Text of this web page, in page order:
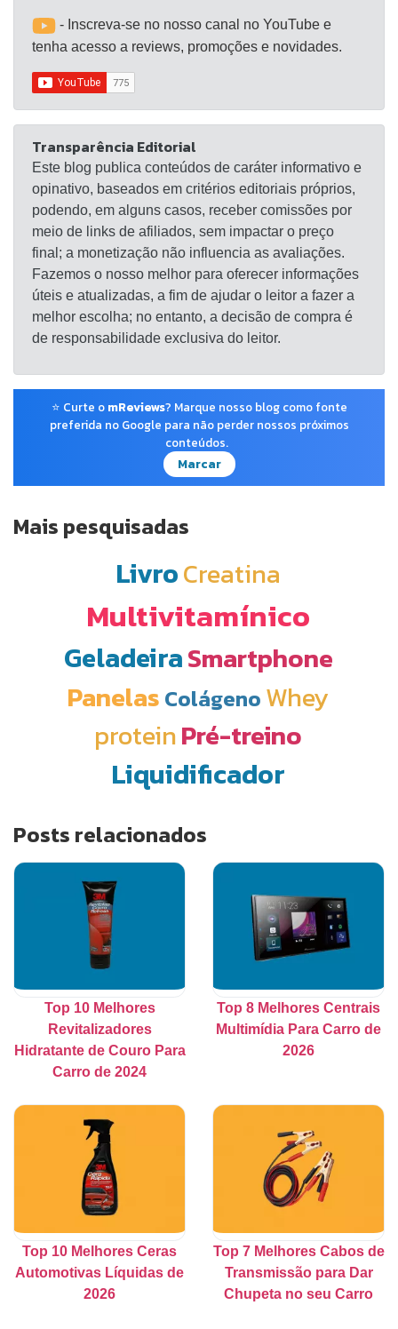
- Inscreva-se no nosso canal no YouTube e
tenha acesso a reviews, promoções e novidades.
Transparência Editorial
Este blog publica conteúdos de caráter informativo e
opinativo, baseados em critérios editoriais próprios,
podendo, em alguns casos, receber comissões por
meio de links de afiliados, sem impactar o preço
final; a monetização não influencia as avaliações.
Fazemos o nosso melhor para oferecer informações
úteis e atualizadas, a fim de ajudar o leitor a fazer a
melhor escolha; no entanto, a decisão de compra é
de responsabilidade exclusiva do leitor.
⭐ Curte o mReviews? Marque nosso blog como fonte
preferida no Google para não perder nossos próximos
conteúdos.
Marcar
Mais pesquisadas
LivroCreatina
Multivitamínico
GeladeiraSmartphone
Panelas Colágeno Whey
proteinPré-treino
Liquidificador
Posts relacionados
Top 10 Melhores
Revitalizadores
Hidratante de Couro Para
Carro de 2024
Top 8 Melhores Centrais
Multimídia Para Carro de
2026
Top 10 Melhores Ceras
Automotivas Líquidas de
2026
Top 7 Melhores Cabos de
Transmissão para Dar
Chupeta no seu Carro